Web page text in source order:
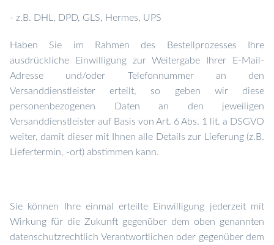
- z.B. DHL, DPD, GLS, Hermes, UPS
Haben Sie im Rahmen des Bestellprozesses Ihre
ausdrückliche Einwilligung zur Weitergabe Ihrer E-Mail-
Adresse und/oder Telefonnummer an den
Versanddienstleister erteilt, so geben wir diese
personenbezogenen Daten an den jeweiligen
Versanddienstleister auf Basis von Art. 6 Abs. 1 lit. a DSGVO
weiter, damit dieser mit Ihnen alle Details zur Lieferung (z.B.
Liefertermin, -ort) abstimmen kann.
Sie können Ihre einmal erteilte Einwilligung jederzeit mit
Wirkung für die Zukunft gegenüber dem oben genannten
datenschutzrechtlich Verantwortlichen oder gegenüber dem